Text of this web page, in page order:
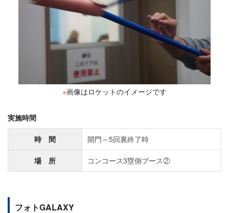
※画像はロケットのイメージです
実施時間
時 間 開門～5回裏終了時
場 所 コンコース3塁側ブース②
フォトGALAXY